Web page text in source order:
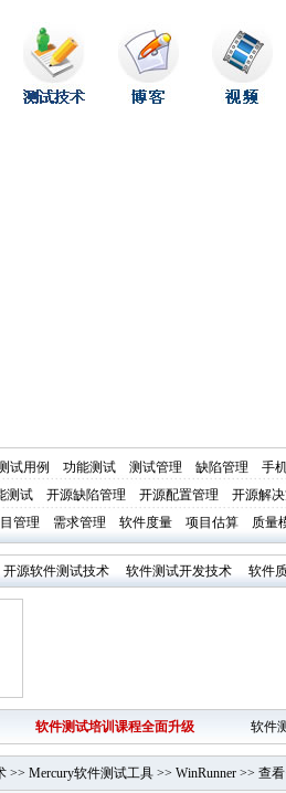
试用例 功能测试 测试管理 缺陷管理
手
测试 开源缺陷管理 开源配置管理
开源解
管理 需求管理 软件度量 项目估算 质量
开源软件测试技术 软件测试开发技术
软件
软件测试培训课程全面升级 软件
>> Mercury软件测试工具 >> WinRunner >> 查